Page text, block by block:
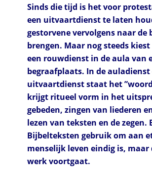
Sinds die tijd is het voor
een uitvaartdienst te laten
gestorvene vervolgens naar de
brengen. Maar nog steeds
een rouwdienst in de aula van
begraafplaats. In de auladienst
uitvaartdienst staat het
krijgt ritueel vorm in het
gebeden, zingen van liederen
lezen van teksten en de zegen.
Bijbelteksten gebruik om aan
menselijk leven eindig is, maar
werk voortgaat.